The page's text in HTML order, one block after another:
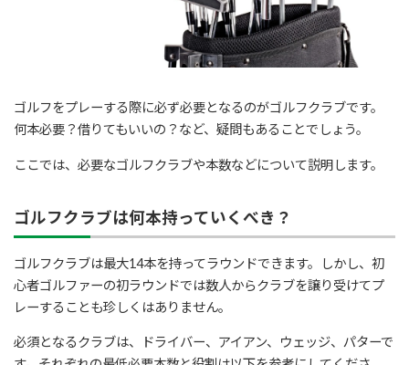
ゴルフをプレーする際に必ず必要となるのがゴルフクラブです。
何本必要？借りてもいいの？など、疑問もあることでしょう。
ここでは、必要なゴルフクラブや本数などについて説明します。
ゴルフクラブは何本持っていくべき？
ゴルフクラブは最大14本を持ってラウンドできます。しかし、初
心者ゴルファーの初ラウンドでは数人からクラブを譲り受けてプ
レーすることも珍しくはありません。
必須となるクラブは、ドライバー、アイアン、ウェッジ、パターで